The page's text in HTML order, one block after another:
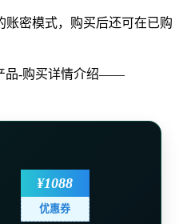
账密模式，购买后还可在已购
¥1088
优惠券